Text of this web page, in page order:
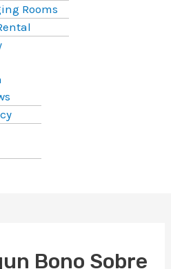
Rooms
Bono Sobre